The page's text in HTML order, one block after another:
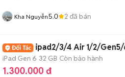
Kha Nguyễn5.0 2 đã bán
ipad2/3/4 Air 1/2/
iPad Gen 6 32 GB Còn bảo hành
1.300.000 đ